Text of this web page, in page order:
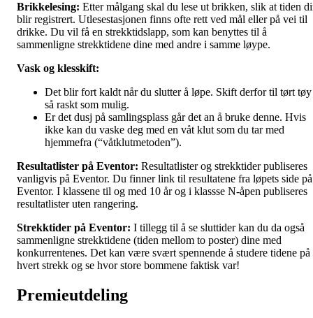
Brikkelesing: Etter målgang skal du lese ut brikken, slik at tiden
blir registrert. Utlesestasjonen finns ofte rett ved mål eller på vei til
drikke. Du vil få en strekktidslapp, som kan benyttes til å
sammenligne strekktidene dine med andre i samme løype.
Vask og klesskift:
Det blir fort kaldt når du slutter å løpe. Skift derfor til tørt tøy
så raskt som mulig.
Er det dusj på samlingsplass går det an å bruke denne. Hvis
ikke kan du vaske deg med en våt klut som du tar med
hjemmefra (“våtklutmetoden”).
Resultatlister på Eventor: Resultatlister og strekktider publiseres
vanligvis på Eventor. Du finner link til resultatene fra løpets side på
Eventor. I klassene til og med 10 år og i klassse N-åpen publiseres
resultatlister uten rangering.
Strekktider på Eventor: I tillegg til å se sluttider kan du da også
sammenligne strekktidene (tiden mellom to poster) dine med
konkurrentenes. Det kan være svært spennende å studere tidene på
hvert strekk og se hvor store bommene faktisk var!
Premieutdeling